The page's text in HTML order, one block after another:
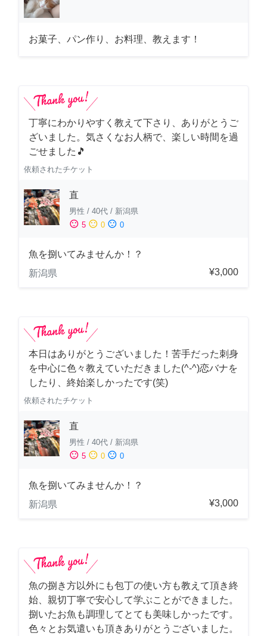
お菓子、パン作り、お料理、教えます！
丁寧にわかりやすく教えて下さり、ありがとうご
ざいました。気さくなお人柄で、楽しい時間を過
ごせました🎵
依頼されたチケット
直
男性 / 40代 / 新潟県
sentiment_satisfied 5 sentiment_neutral 0 sentiment_dissatisfied 0
魚を捌いてみませんか！？
新潟県
¥3,000
本日はありがとうございました！苦手だった刺身
を中心に色々教えていただきました(^-^)恋バナを
したり、終始楽しかったです(笑)
依頼されたチケット
直
男性 / 40代 / 新潟県
sentiment_satisfied 5 sentiment_neutral 0 sentiment_dissatisfied 0
魚を捌いてみませんか！？
新潟県
¥3,000
魚の捌き方以外にも包丁の使い方も教えて頂き終
始、親切丁寧で安心して学ぶことができました。
捌いたお魚も調理してとても美味しかったです。
色々とお気遣いも頂きありがとうございました。